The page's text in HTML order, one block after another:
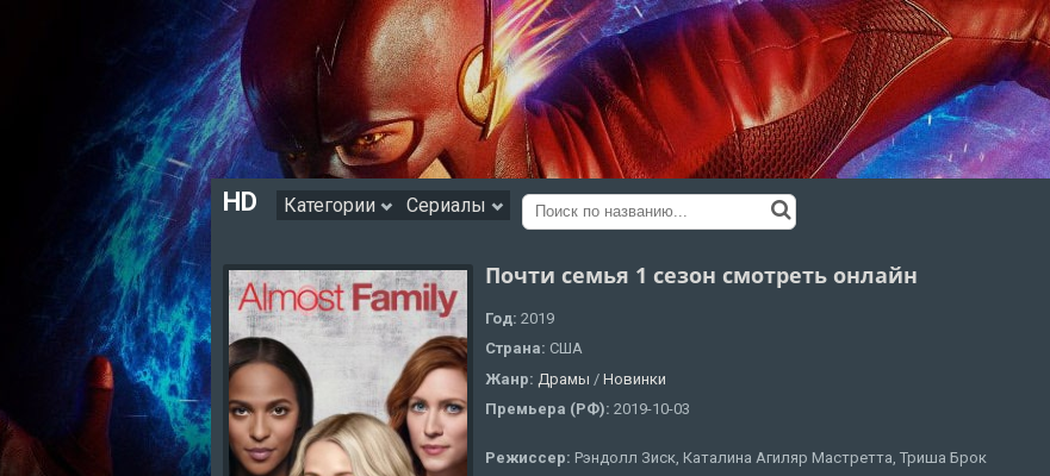
HD Категории Сериалы
Почти семья 1 сезон смотреть онлайн
Год: 2019
Страна: США
Жанр: Драмы / Новинки
Премьера (РФ): 2019-10-03
Режиссер: Рэндолл Зиск, Каталина Агиляр Мастретта, Триша Брок